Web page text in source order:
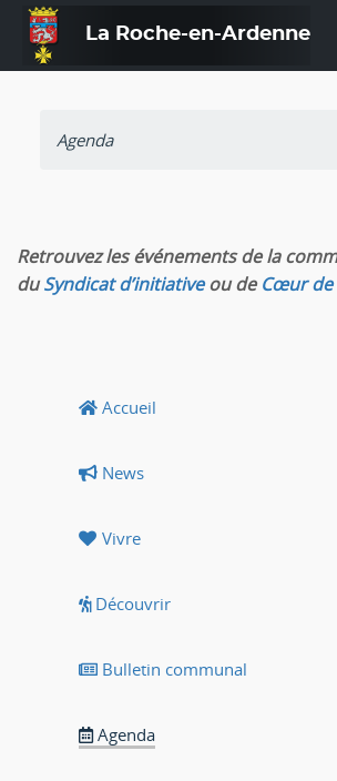
La Roche-en-Ardenne
Agenda
Retrouvez les événements de la
duSyndicat d’initiativeou deCœur de
Accueil
News
Vivre
Découvrir
Bulletin communal
Agenda